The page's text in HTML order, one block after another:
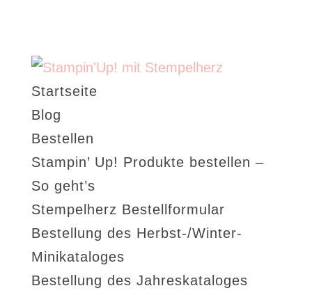
Startseite
Blog
Bestellen
Stampin’ Up! Produkte bestellen –
So geht’s
Stempelherz Bestellformular
Bestellung des Herbst-/Winter-
Minikataloges
Bestellung des Jahreskataloges